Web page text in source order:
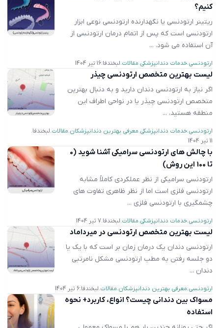
کنیم؟
ریتینر ارتودنسی یا نگهدارنده ارتودنسی نوعی ابزار
ارتودنسی است که پس از اتمام درمان ارتودنسی از
آن استفاده می شود. ...
ارتودنسی خدمات دندانپزشکی مقالات لبخندفا 16 تیر 1404
لیست بهترین متخصص ارتودنسی چیذر
اگر نیاز به ارتودنسی دندان دارید و به دنبال بهترین
متخصص ارتودنسی چیذر یا در نواحی اطراف این
منطقه هستید، ...
ارتودنسی خدمات دندانپزشکی معرفی بهترین دندانپزشکان مقالات لبخندفا
11 تیر 1404
با چالش های ارتودنسی سرامیکی آشنا شوید (0
تا 100 این روش)
ارتودنسی سرامیکی از نظر عملکردی کاملاً مشابه
ارتودنسی فلزی است اما از نظر ظاهری تفاوت های
چشمگیری با ارتودنسی فلزی ...
ارتودنسی خدمات دندانپزشکی مقالات لبخندفا 7 تیر 1404
لیست بهترین متخصص ارتودنسی در میرداماد
ارتودنسی دندان یک درمان زمان بر است که با یک یا
دو جلسه رفتن به مطب ارتودنسی مشکل نامرتبی
دندان ...
ارتودنسی معرفی بهترین دندانپزشکان مقالات لبخندفا 6 تیر 1404
مسواک بین دندانی چیست؟ انواع، کاربرد+ نحوه
استفاده